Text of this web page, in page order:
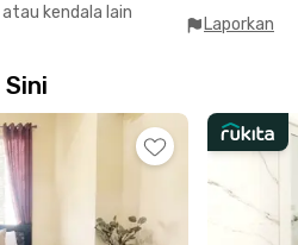
swimming pool, fitness
CCTV demi keamanan dan
Kemayoran, unit ini memiliki
penting seperti JIEXPO
at Menara Jakarta (4 menit),
(4 menit), serta sekolah dan
kendala lain
Laporkan